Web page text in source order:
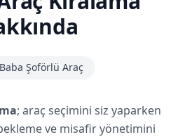
Şoförlü Araç
; araç seçimini siz yaparken
ve misafir yönetimini